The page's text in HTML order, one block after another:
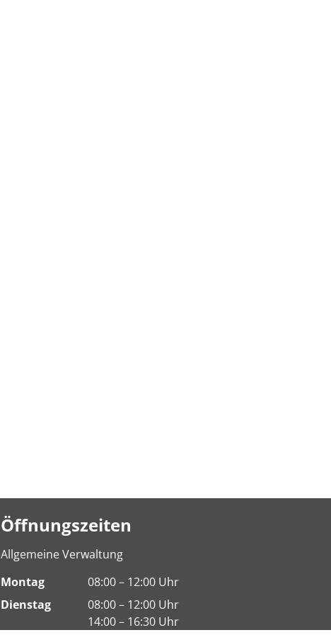
Öffnungszeiten
Allgemeine Verwaltung
Montag
08:00 – 12:00 Uhr
Dienstag
08:00 – 12:00 Uhr
14:00 – 16:30 Uhr